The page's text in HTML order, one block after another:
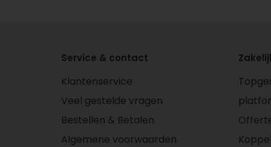
afgeleverd wilt hebben. Op deze
wordt.
Service & contact
Klantenservice
Veel gestelde vragen
Bestellen & Betalen
Algemene voorwaarden